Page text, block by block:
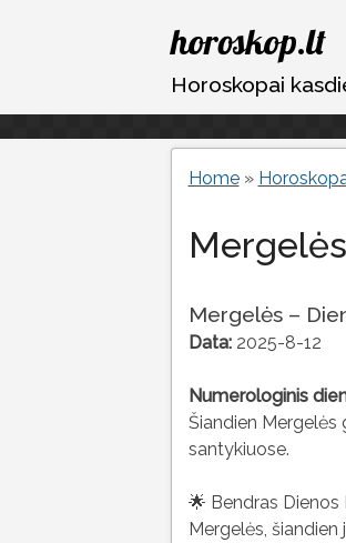
Eiti
prie
turinio
horoskop.lt
Horoskopai
Home»
Mergelės –
Data:2025-8-12
Numerologinis
Šiandien
santykiuose.
🌟 Bendras Dienos
Mergelės,